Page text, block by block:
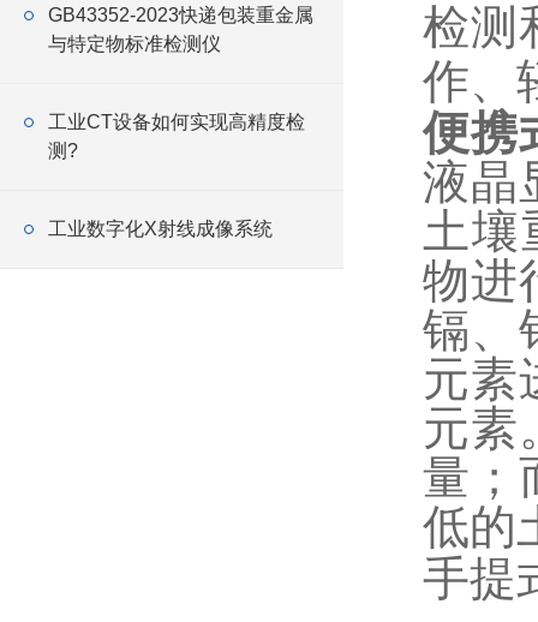
GB43352-2023快递包装重金属
与特定物标准检测仪
工业CT设备如何实现高精度检
测?
工业数字化X射线成像系统
检测
作、
便携
液晶
土壤
物进
镉、
元素
元素
量；
低的
手提